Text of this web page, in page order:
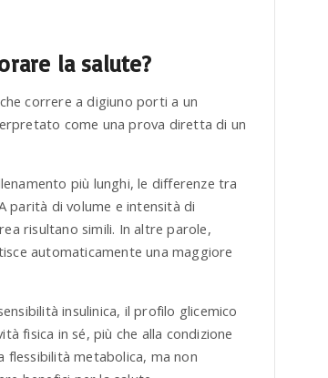
la salute?
correre a digiuno porti a un
come una prova diretta di un
più lunghi, le differenze tra
parità di volume e intensità di
risultano simili. In altre parole,
automaticamente una maggiore
insulinica, il profilo glicemico
fisica in sé, più che alla condizione
flessibilità metabolica, ma non